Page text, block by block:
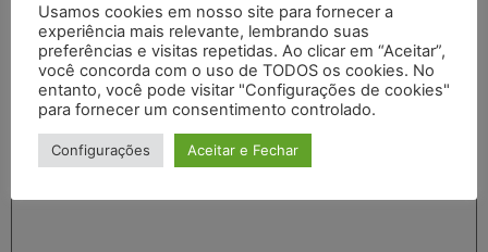
O seu endereço de e-mail não será publicado.
obrigatórios são marcados com *
Comentário*
Usamos cookies em nosso site para fornecer a
experiência mais relevante, lembrando suas
preferências e visitas repetidas. Ao clicar em “Aceitar”,
você concorda com o uso de TODOS os cookies. No
entanto, você pode visitar "Configurações de cookies"
para fornecer um consentimento controlado.
Configurações Aceitar e Fechar